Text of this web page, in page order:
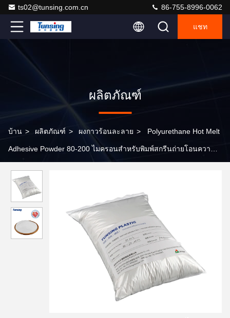
ts02@tunsing.com.cn 86-755-8996-0062
แชท
ผลิตภัณฑ์
บ้าน > ผลิตภัณฑ์ > ผงกาวร้อนละลาย > Polyurethane Hot Melt
Adhesive Powder 80-200 ไมครอนสำหรับพิมพ์สกรีนถ่ายโอนความ